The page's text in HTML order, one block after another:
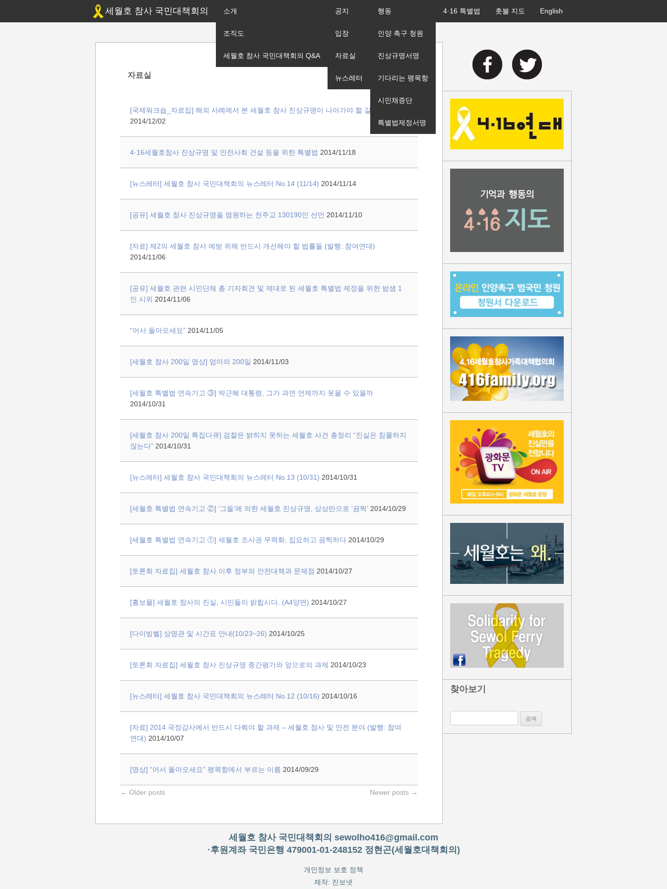
자료실
[국제워크숍_자료집] 해외 사례에서 본 세월호 참사 진상규명이 나아가야 할 길
2014/12/02
4·16세월호참사 진상규명 및 안전사회 건설 등을 위한 특별법 2014/11/18
[뉴스레터] 세월호 참사 국민대책회의 뉴스레터 No.14 (11/14) 2014/11/14
[공유] 세월호 참사 진상규명을 염원하는 천주교 130190인 선언 2014/11/10
[자료] 제2의 세월호 참사 예방 위해 반드시 개선해야 할 법률들 (발행: 참여연대)
2014/11/06
[공유] 세월호 관련 시민단체 총 기자회견 및 제대로 된 세월호 특별법 제정을 위한 밤샘 1
인 시위 2014/11/06
“어서 돌아오세요” 2014/11/05
[세월호 참사 200일 영상] 엄마의 200일 2014/11/03
[세월호 특별법 연속기고 ③] 박근혜 대통령, 그가 과연 언제까지 웃을 수 있을까
2014/10/31
[세월호 참사 200일 특집다큐] 검찰은 밝히지 못하는 세월호 사건 총정리 “진실은 침몰하지
않는다” 2014/10/31
[뉴스레터] 세월호 참사 국민대책회의 뉴스레터 No.13 (10/31) 2014/10/31
[세월호 특별법 연속기고 ②] ‘그들’에 의한 세월호 진상규명, 상상만으로 ‘끔찍’ 2014/10/29
[세월호 특별법 연속기고 ①] 세월호 조사권 무력화, 집요하고 끔찍하다 2014/10/29
[토론회 자료집] 세월호 참사 이후 정부의 안전대책과 문제점 2014/10/27
[홍보물] 세월호 참사의 진실, 시민들이 밝힙시다. (A4양면) 2014/10/27
[다이빙벨] 상영관 및 시간표 안내(10/23~26) 2014/10/25
[토론회 자료집] 세월호 참사 진상규명 중간평가와 앞으로의 과제 2014/10/23
[뉴스레터] 세월호 참사 국민대책회의 뉴스레터 No.12 (10/16) 2014/10/16
[자료] 2014 국정감사에서 반드시 다뤄야 할 과제 – 세월호 참사 및 안전 분야 (발행: 참여
연대) 2014/10/07
[영상] “어서 돌아오세요” 팽목항에서 부르는 이름 2014/09/29
Post navigation
← Older posts Newer posts →
찾아보기
세월호 참사 국민대책회의 sewolho416@gmail.com
·후원계좌 국민은행 479001-01-248152 정현곤(세월호대책회의)
개인정보 보호 정책
제작: 진보넷
세월호 참사 국민대책회의 소개
조직도
세월호 참사 국민대책회의 Q&A
공지
입장
자료실
뉴스레터
행동
인양 촉구 청원
진상규명서명
기다리는 팽목항
시민채증단
특별법제정서명
4·16 특별법 촛불 지도 English